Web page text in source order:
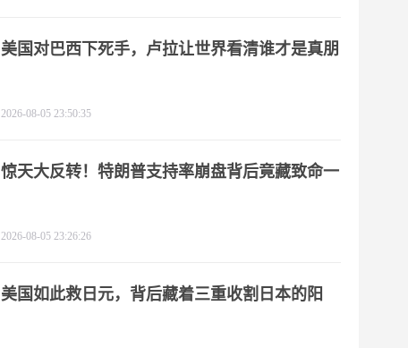
美国对巴西下死手，卢拉让世界看清谁才是真朋
2026-08-05 23:50:35
惊天大反转！特朗普支持率崩盘背后竟藏致命一
2026-08-05 23:26:26
美国如此救日元，背后藏着三重收割日本的阳